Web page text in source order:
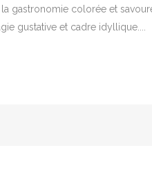
gastronomie colorée et
gustative et cadre idyllique....